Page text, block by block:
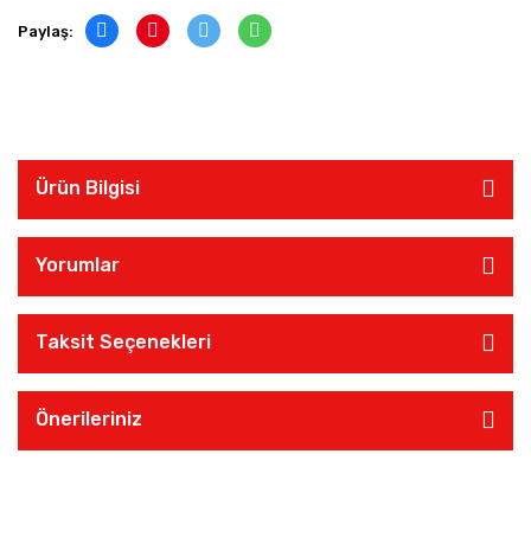
Paylaş:
Ürün Bilgisi
Yorumlar
Taksit Seçenekleri
Önerileriniz